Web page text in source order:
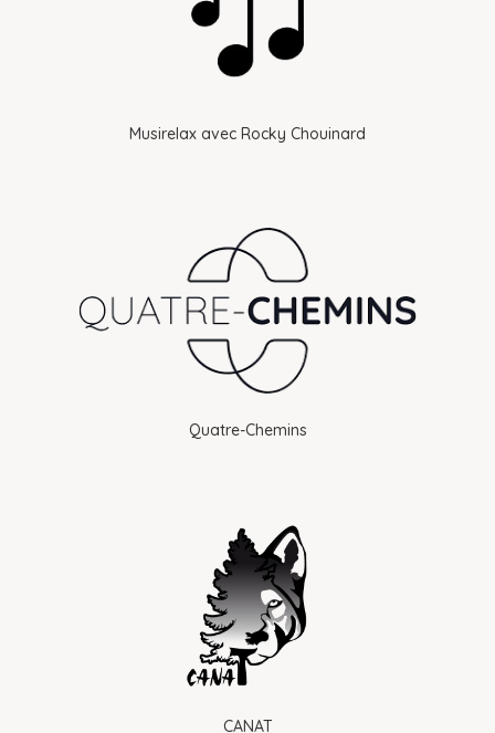
Musirelax avec Rocky Chouinard
Quatre-Chemins
CANAT